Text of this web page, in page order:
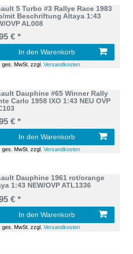
5 Turbo #3 Rallye Race 1983
mit Beschriftung Altaya 1:43
OVP AL008
€ *
In den Warenkorb
ges. MwSt. zzgl.Versandkosten
Dauphine #65 Winner Rally
Carlo 1958 IXO 1:43 NEU OVP
€ *
In den Warenkorb
ges. MwSt. zzgl.Versandkosten
Dauphine 1961 rot/orange
1:43 NEW/OVP ATL1336
€ *
In den Warenkorb
ges. MwSt. zzgl.Versandkosten